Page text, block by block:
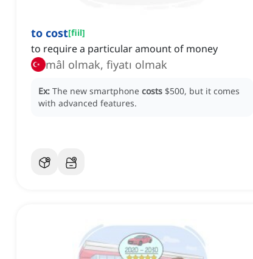
to cost[fiil]
to require a particular amount of money
mâl olmak, fiyatı olmak
Ex: The new smartphone costs $500, but it comes
with advanced features.